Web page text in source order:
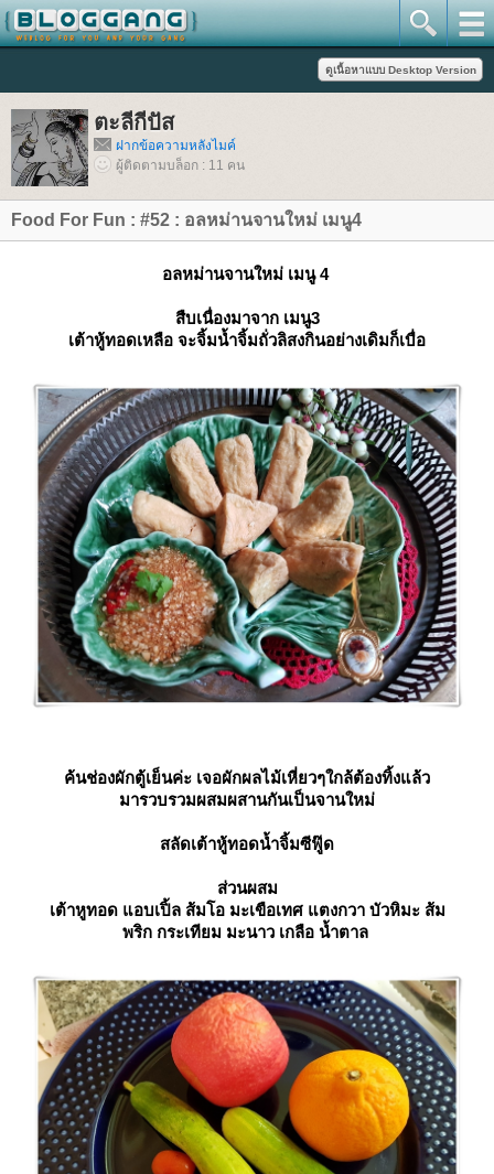
ตะลีกีปัส
ฝากข้อความหลังไมค์
ผู้ติดตามบล็อก : 11 คน
Food For Fun : #52 : อลหม่านจานใหม่ เมนู4
อลหม่านจานใหม่ เมนู 4
สืบเนื่องมาจาก เมนู3
เต้าหู้ทอดเหลือ จะจิ้มน้ำจิ้มถั่วลิสงกินอย่างเดิมก็เบื่อ
ค้นช่องผักตู้เย็นค่ะ เจอผักผลไม้เหี่ยวๆใกล้ต้องทิ้งแล้ว
มารวบรวมผสมผสานกันเป็นจานใหม่
สลัดเต้าหู้ทอดน้ำจิ้มซีฟู๊ด
ส่วนผสม
เต้าหูทอด แอบเปิ้ล ส้มโอ มะเขือเทศ แตงกวา บัวหิมะ ส้ม
พริก กระเทียม มะนาว เกลือ น้ำตาล